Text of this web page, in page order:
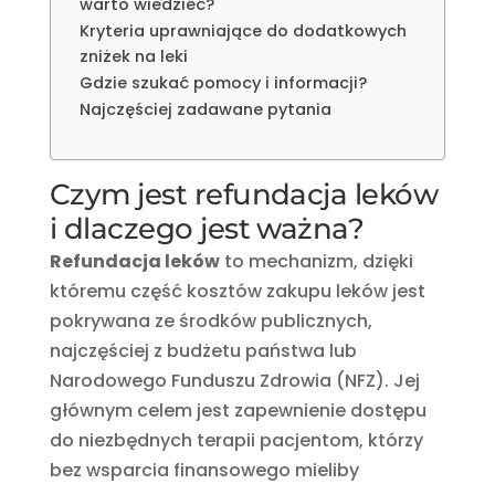
Kryteria uprawniające do dodatkowych
zniżek na leki
Gdzie szukać pomocy i informacji?
Najczęściej zadawane pytania
Czym jest refundacja leków
i dlaczego jest ważna?
Refundacja lekówto mechanizm, dzięki
któremu część kosztów zakupu leków jest
pokrywana ze środków publicznych,
najczęściej z budżetu państwa lub
Narodowego Funduszu Zdrowia (NFZ). Jej
głównym celem jest zapewnienie dostępu
do niezbędnych terapii pacjentom, którzy
bez wsparcia finansowego mieliby